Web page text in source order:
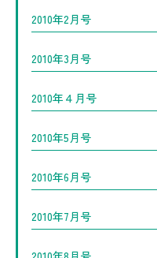
2010年2月号
2010年3月号
2010年４月号
2010年5月号
2010年6月号
2010年7月号